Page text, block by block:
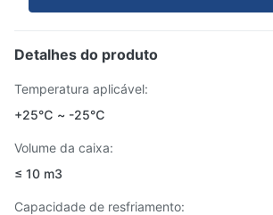
Detalhes do produto
Temperatura aplicável:
+25℃ ~ -25℃
Volume da caixa:
≤ 10 m3
Capacidade de resfriamento: